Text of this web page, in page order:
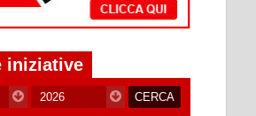
iniziative